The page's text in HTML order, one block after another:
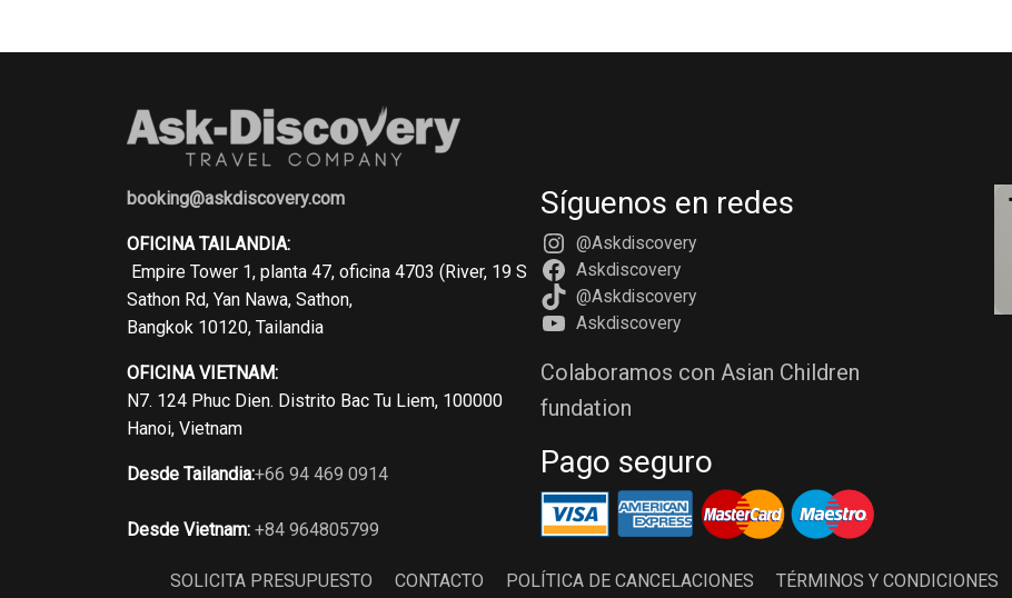
booking@askdiscovery.com
OFICINA TAILANDIA:
Empire Tower 1, planta 47, oficina 4703 (River, 19 S
Sathon Rd, Yan Nawa, Sathon,
Bangkok 10120, Tailandia
OFICINA VIETNAM:
N7. 124 Phuc Dien. Distrito Bac Tu Liem, 100000
Hanoi, Vietnam
Desde Tailandia:+66 94 469 0914
Desde Vietnam: +84 964805799
Síguenos en redes
@Askdiscovery
Askdiscovery
@Askdiscovery
Askdiscovery
Colaboramos con Asian Children
fundation
Pago seguro
SOLICITA PRESUPUESTO CONTACTO POLÍTICA DE CANCELACIONES TÉRMINOS Y CONDICIONES